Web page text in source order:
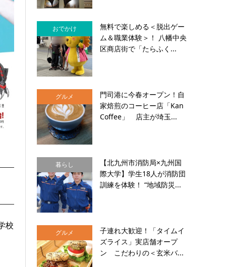
校
おでかけ
無料で楽しめる＜脱出ゲー
ム＆職業体験＞！ 八幡中央
区商店街で「たらふく...
グルメ
門司港に今春オープン！自
家焙煎のコーヒー店「Kan
Coffee」 店主が埼玉...
暮らし
【北九州市消防局×九州国
際大学】学生18人が消防団
訓練を体験！ “地域防災...
グルメ
子連れ大歓迎！「タイムイ
ズライス」実店舗オープ
ン こだわりの＜玄米バ...